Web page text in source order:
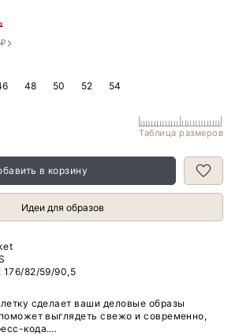
48 50 52 54
Таблица размеров
в корзину
Идеи для образов
82/59/90,5
сделает ваши деловые образы
выглядеть свежо и современно,
кода.